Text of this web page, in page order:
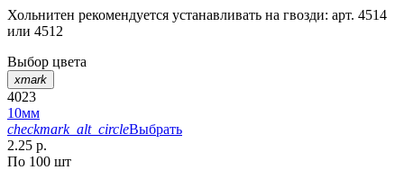
Хольнитен рекомендуется устанавливать на гвозди: арт. 4514
или 4512
Выбор цвета
xmark
4023
10мм
checkmark_alt_circleВыбрать
2.25 р.
По 100 шт